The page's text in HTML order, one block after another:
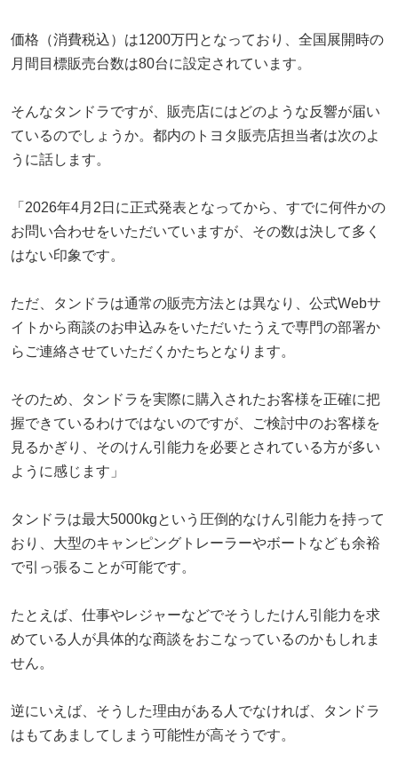
価格（消費税込）は1200万円となっており、全国展開時の
月間目標販売台数は80台に設定されています。
そんなタンドラですが、販売店にはどのような反響が届い
ているのでしょうか。都内のトヨタ販売店担当者は次のよ
うに話します。
「2026年4月2日に正式発表となってから、すでに何件かの
お問い合わせをいただいていますが、その数は決して多く
はない印象です。
ただ、タンドラは通常の販売方法とは異なり、公式Webサ
イトから商談のお申込みをいただいたうえで専門の部署か
らご連絡させていただくかたちとなります。
そのため、タンドラを実際に購入されたお客様を正確に把
握できているわけではないのですが、ご検討中のお客様を
見るかぎり、そのけん引能力を必要とされている方が多い
ように感じます」
タンドラは最大5000kgという圧倒的なけん引能力を持って
おり、大型のキャンピングトレーラーやボートなども余裕
で引っ張ることが可能です。
たとえば、仕事やレジャーなどでそうしたけん引能力を求
めている人が具体的な商談をおこなっているのかもしれま
せん。
逆にいえば、そうした理由がある人でなければ、タンドラ
はもてあましてしまう可能性が高そうです。